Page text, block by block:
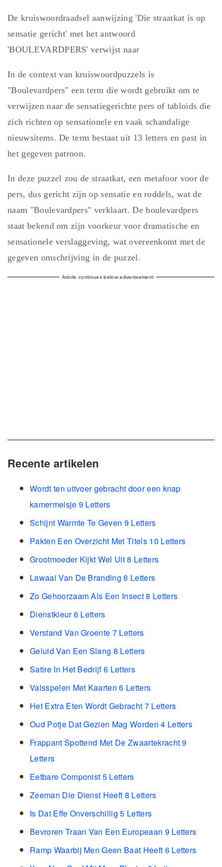
De kruiswoordraadsel aanwijzing 'Die straatkat is op
sensatie gericht' met het antwoord
'BOULEVARDPERS' verwijst naar
In de context van kruiswoordpuzzels is
"Boulevardpers" een term die wordt gebruikt om te
verwijzen naar de sensatiegerichte pers of tabloids die
zich richten op sensationele en vaak schandalige
nieuwsitems. De term bestaat uit 13 letters en past in
het gegeven patroon.
In deze puzzel zou de straatkat, een metafoor voor de
pers, dus gericht zijn op sensatie en roddels, wat de
naam "Boulevardpers" verklaart. De boulevardpers
staat bekend om zijn voorkeur voor dramatische en
sensationele verslaggeving, wat overeenkomt met de
gegeven omschrijving in de puzzel.
Article continues below advertisement
Recente artikelen
Wordt ten uitvoer gebracht door een knap
kamermeisje 9 Letters
Schijnt Warmte Te Geven 9 Letters
Pakten Een Overzicht Met Titels 10 Letters
Grootmoeder Kijkt Wel Uit 8 Letters
Lawaai Van De Branding 8 Letters
Zo Gehoorzaam Als Een Insect 8 Letters
Dienstkleur 6 Letters
Verstand Van Groente 7 Letters
Geluid Van Een Slang 8 Letters
Satire In Het Bedrijf 6 Letters
Valsspelen Met Kaarten 6 Letters
Het Extra Eten Wordt Gebracht 7 Letters
Oud Potje Dat Gezien Mag Worden 4 Letters
Frappant Spottend Met De Zwaartekracht 9
Letters
Eetbare Componist 5 Letters
Zeeman Die Dienst Heeft 8 Letters
Is Dat Effe Onverschillig 5 Letters
Bevroren Traan Van Een Europeaan 9 Letters
Ramp Waarbij Men Geen Baat Heeft 6 Letters